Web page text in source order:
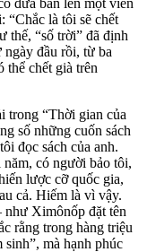
“Chắc là tôi sẽ chết
thế, “số trời” đã định
đầu rồi, từ ba
thể chết già trên
trong “Thời gian của
số những cuốn sách
đọc sách của anh.
có người bảo tôi,
lược cỡ quốc gia,
cả. Hiếm là vì vậy.
như Ximônốp đặt tên
rằng trong hàng triệu
mà hạnh phúc